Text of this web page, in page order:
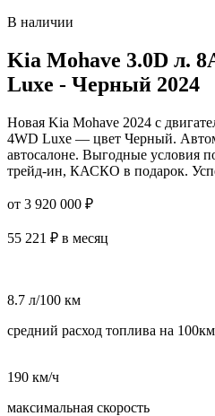
В наличии
Kia Mohave 3.0D л.
Luxe - Черный 2024
Новая Kia Mohave 2024 с
4WD Luxe — цвет Черный.
автосалоне. Выгодные условия
трейд-ин, КАСКО в подарок.
от 3 920 000 ₽
55 221 ₽ в месяц
8.7 л/100 км
средний расход топлива на 100км
190 км/ч
максимальная скорость